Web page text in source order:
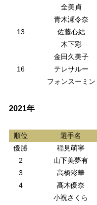
全美貞
青木瀬令奈
13
佐藤心結
木下彩
金田久美子
16
テレサルー
フォンスーミン
2021年
順位 選手名
優勝
稲見萌寧
2
山下美夢有
3
高橋彩華
4
髙木優奈
小祝さくら